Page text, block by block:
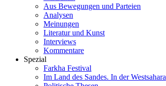
Aus Bewegungen und Parteien
Analysen
Meinungen
Literatur und Kunst
Interviews
Kommentare
Spezial
Farkha Festival
Im Land des Sandes. In der Westsahara